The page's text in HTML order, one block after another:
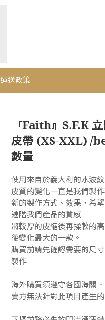
運送政策
『Faith』S.F.K
皮帶 (XS-XXL) /
數量
使用來自於義大利的水波
皮質的變化一直是我們製
新的製作方式、效果，希
進階我們產品的質感
將較厚的皮縮後再揉軟的
後變化最大的一款。
購買前請先確認需要的尺
製作
海外購買須遵守各國海關
賣方無法針對此項目產生